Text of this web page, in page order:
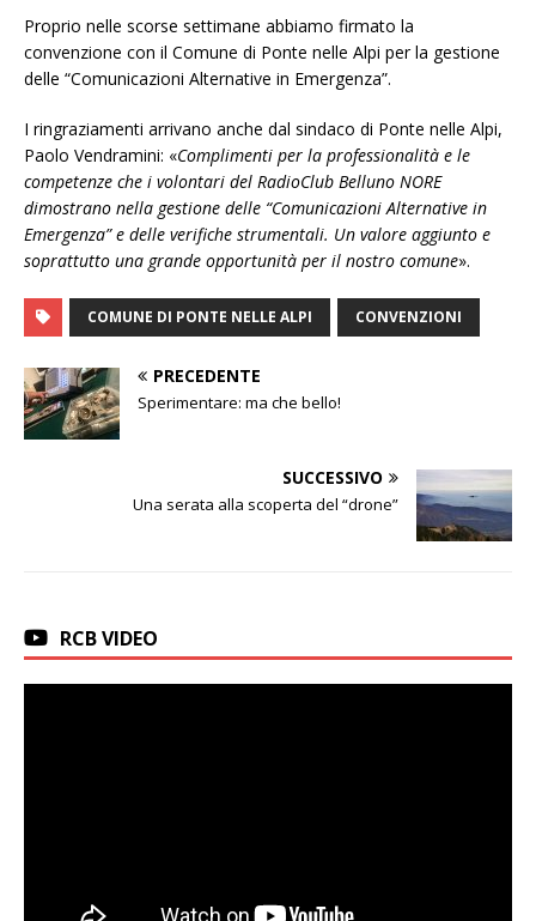
Proprio nelle scorse settimane abbiamo firmato la
convenzione con il Comune di Ponte nelle Alpi per la gestione
delle “Comunicazioni Alternative in Emergenza”.
I ringraziamenti arrivano anche dal sindaco di Ponte nelle Alpi,
Paolo Vendramini: «Complimenti per la professionalità e le
competenze che i volontari del RadioClub Belluno NORE
dimostrano nella gestione delle “Comunicazioni Alternative in
Emergenza” e delle verifiche strumentali. Un valore aggiunto e
soprattutto una grande opportunità per il nostro comune».
COMUNE DI PONTE NELLE ALPI CONVENZIONI
PRECEDENTE
Sperimentare: ma che bello!
SUCCESSIVO
Una serata alla scoperta del “drone”
RCB VIDEO